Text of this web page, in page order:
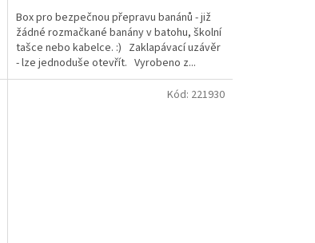
Box pro bezpečnou přepravu banánů - již
žádné rozmačkané banány v batohu, školní
tašce nebo kabelce. :) Zaklapávací uzávěr
- lze jednoduše otevřít. Vyrobeno z...
Kód: 221930